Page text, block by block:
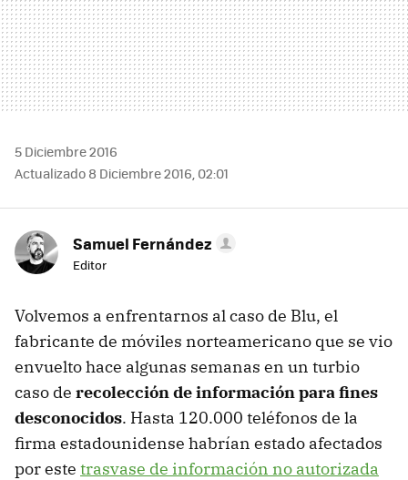
5 Diciembre 2016
Actualizado 8 Diciembre 2016, 02:01
Samuel Fernández
Editor
Volvemos a enfrentarnos al caso de Blu, el
fabricante de móviles norteamericano que se vio
envuelto hace algunas semanas en un turbio
caso de recolección de información para fines
desconocidos. Hasta 120.000 teléfonos de la
firma estadounidense habrían estado afectados
por este trasvase de información no autorizada